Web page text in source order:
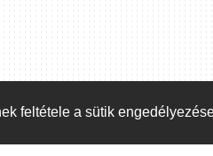
feltétele a sütik